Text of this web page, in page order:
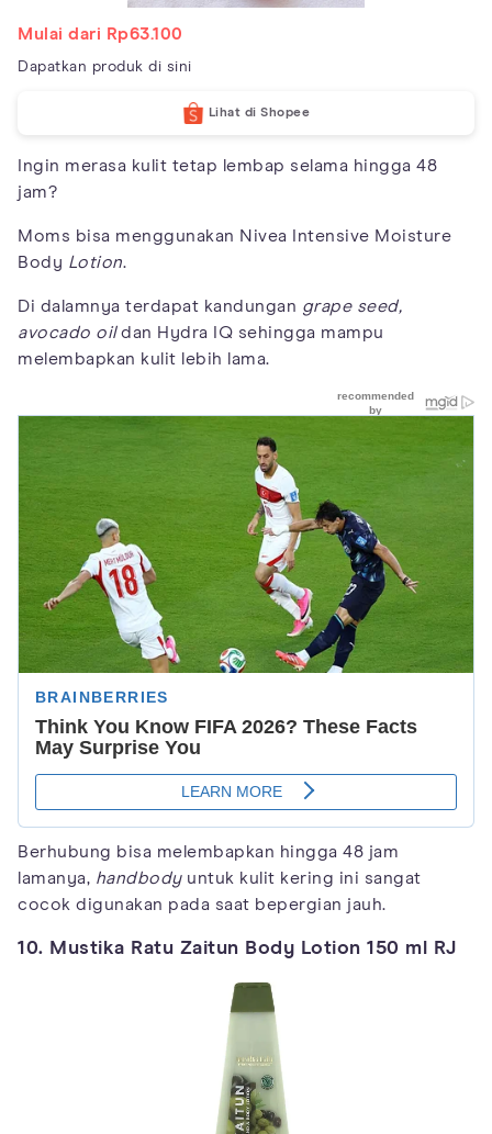
Mulai dari Rp63.100
Dapatkan produk di sini
Lihat di Shopee
Ingin merasa kulit tetap lembap selama hingga 48
jam?
Moms bisa menggunakan Nivea Intensive Moisture
Body Lotion.
Di dalamnya terdapat kandungan grape seed,
avocado oildan Hydra IQ sehingga mampu
melembapkan kulit lebih lama.
Berhubung bisa melembapkan hingga 48 jam
lamanya, handbodyuntuk kulit kering ini sangat
cocok digunakan pada saat bepergian jauh.
10. Mustika Ratu Zaitun Body Lotion 150 ml RJ